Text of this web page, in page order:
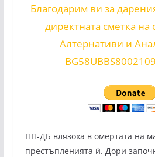
Благодарим ви за
директната сметка
Алтернативи и
ПП-ДБ влязоха в омертата на
престъпленията ѝ. Дори